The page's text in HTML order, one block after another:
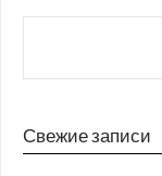
Свежие записи